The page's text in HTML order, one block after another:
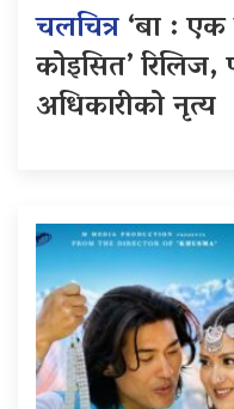
चलचित्र‘बा : एक
कोइसित’
अधिकारीको नृत्य